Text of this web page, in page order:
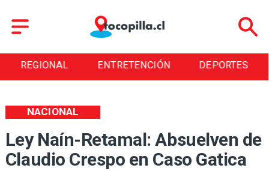
ENTRETENCIÓN DEPORTES CULTURA
Ley Naín-Retamal: Absuelven de
Claudio Crespo en Caso Gatica
NACIONAL